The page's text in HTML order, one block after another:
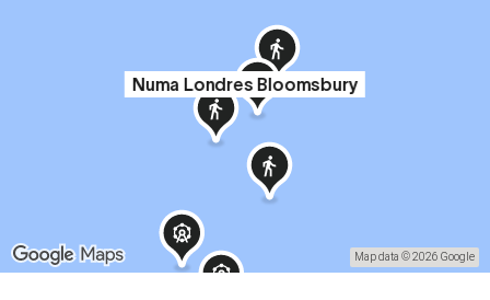
Numa Londres Bloomsbury
Map data © 2026 Google